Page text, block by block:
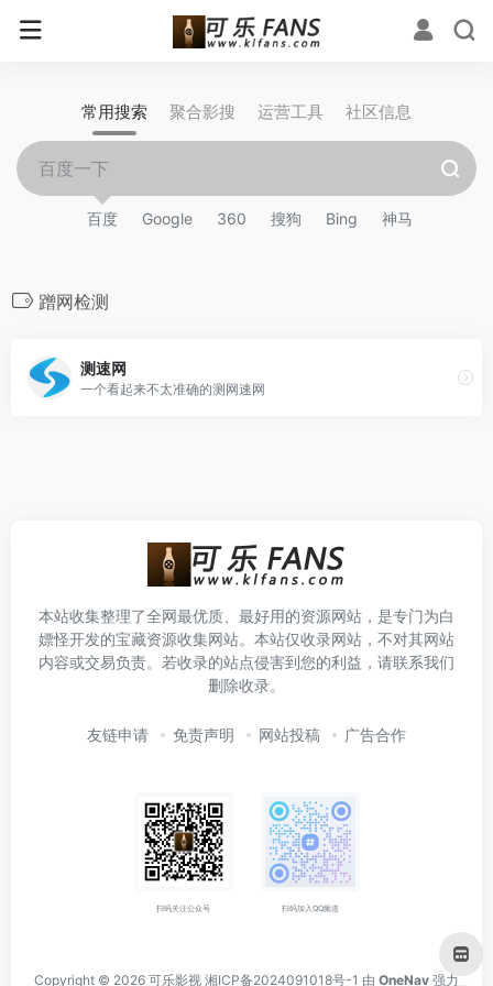
常用搜索 聚合影搜 运营工具 社区信息
百度 Google 360 搜狗 Bing 神马
蹭网检测
测速网
一个看起来不太准确的测网速网
本站收集整理了全网最优质、最好用的资源网站，是专门为白
嫖怪开发的宝藏资源收集网站。本站仅收录网站，不对其网站
内容或交易负责。若收录的站点侵害到您的利益，请联系我们
删除收录。
友链申请 免责声明 网站投稿 广告合作
扫码关注公众号 扫码加入QQ频道
Copyright © 2026 可乐影视 湘ICP备2024091018号-1 由 OneNav 强力